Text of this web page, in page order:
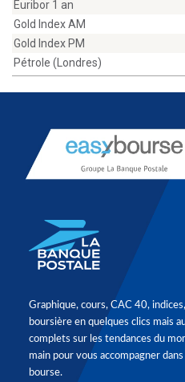
Euribor 1 an
Gold Index AM
Gold Index PM
Pétrole (Londres)
Graphique, cours, CAC 40,
boursière en quelques clics mais
complets sur les tendances du
main pour vous accompagner
bourse.